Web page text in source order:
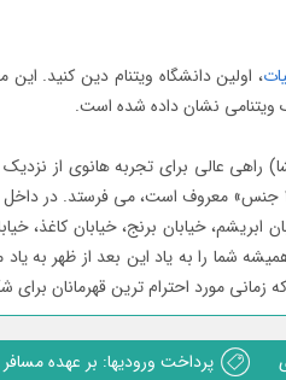
، اولین دانشگاه ویتنام دین کنید.
راهی عالی برای تجربه هانوی از
ابریشم، خیابان برنج، خیابان
شما را به یاد این بعد از ظهر به
مورد احترام ترین قهرمانان
پرداخت ورودیها: بر عهده